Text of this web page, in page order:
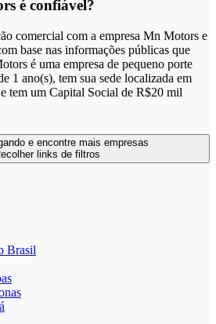
é confiável?
comercial com a empresa Mn Motors e
base nas informações públicas que
é uma empresa de pequeno porte
1 ano(s), tem sua sede localizada em
tem um Capital Social de R$20 mil
Brasil